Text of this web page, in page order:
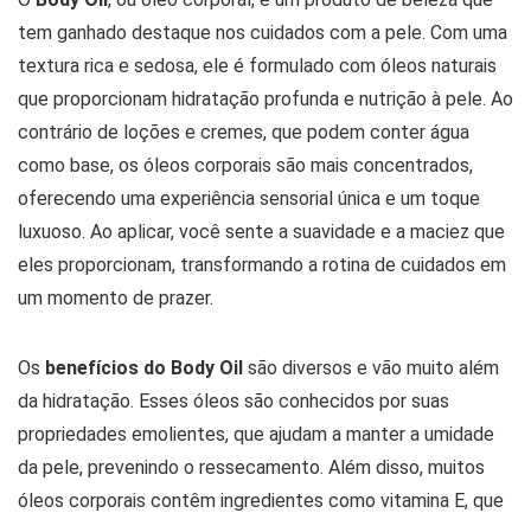
tem ganhado destaque nos cuidados com a pele. Com uma
textura rica e sedosa, ele é formulado com óleos naturais
que proporcionam hidratação profunda e nutrição à pele. Ao
contrário de loções e cremes, que podem conter água
como base, os óleos corporais são mais concentrados,
oferecendo uma experiência sensorial única e um toque
luxuoso. Ao aplicar, você sente a suavidade e a maciez que
eles proporcionam, transformando a rotina de cuidados em
um momento de prazer.
Os benefícios do Body Oil são diversos e vão muito além
da hidratação. Esses óleos são conhecidos por suas
propriedades emolientes, que ajudam a manter a umidade
da pele, prevenindo o ressecamento. Além disso, muitos
óleos corporais contêm ingredientes como vitamina E, que